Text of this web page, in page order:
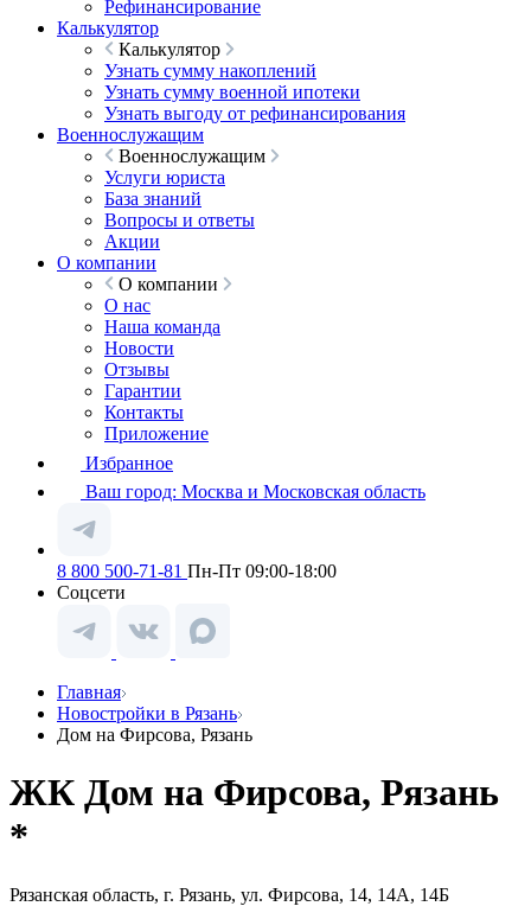
Рефинансирование
Калькулятор
Калькулятор
Узнать сумму накоплений
Узнать сумму военной ипотеки
Узнать выгоду от рефинансирования
Военнослужащим
Военнослужащим
Услуги юриста
База знаний
Вопросы и ответы
Акции
О компании
О компании
О нас
Наша команда
Новости
Отзывы
Гарантии
Контакты
Приложение
Избранное
Ваш город: Москва и Московская область
8 800 500-71-81 Пн-Пт 09:00-18:00
Соцсети
Главная
Новостройки в Рязань
Дом на Фирсова, Рязань
ЖК Дом на Фирсова, Рязань
*
Рязанская область, г. Рязань, ул. Фирсова, 14, 14А, 14Б